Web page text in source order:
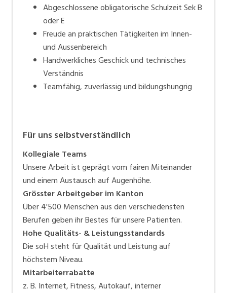
Abgeschlossene obligatorische Schulzeit Sek B
oder E
Freude an praktischen Tätigkeiten im Innen-
und Aussenbereich
Handwerkliches Geschick und technisches
Verständnis
Teamfähig, zuverlässig und bildungshungrig
Für uns selbstverständlich
Kollegiale Teams
Unsere Arbeit ist geprägt vom fairen Miteinander
und einem Austausch auf Augenhöhe.
Grösster Arbeitgeber im Kanton
Über 4'500 Menschen aus den verschiedensten
Berufen geben ihr Bestes für unsere Patienten.
Hohe Qualitäts- & Leistungsstandards
Die soH steht für Qualität und Leistung auf
höchstem Niveau.
Mitarbeiterrabatte
z. B. Internet, Fitness, Autokauf, interner